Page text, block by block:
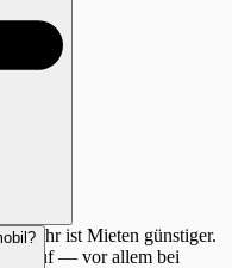
Jahr ist Mieten günstiger.
Kauf — vor allem bei